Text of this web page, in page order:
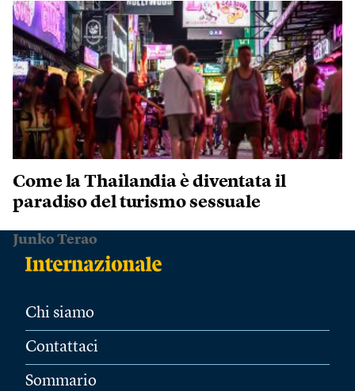
Come la Thailandia è diventata il
paradiso del turismo sessuale
Junko Terao
Chi siamo
Contattaci
Sommario